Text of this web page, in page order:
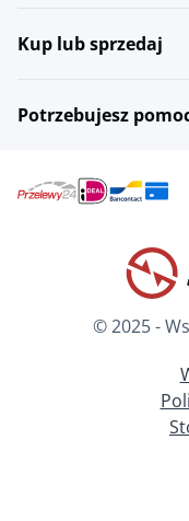
Kup lub sprzedaj
Potrzebujesz
© 2025 -